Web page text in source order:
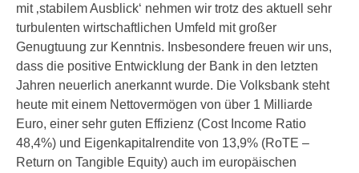
mit ‚stabilem Ausblick‘ nehmen wir trotz des aktuell sehr
turbulenten wirtschaftlichen Umfeld mit großer
Genugtuung zur Kenntnis. Insbesondere freuen wir uns,
dass die positive Entwicklung der Bank in den letzten
Jahren neuerlich anerkannt wurde. Die Volksbank steht
heute mit einem Nettovermögen von über 1 Milliarde
Euro, einer sehr guten Effizienz (Cost Income Ratio
48,4%) und Eigenkapitalrendite von 13,9% (RoTE –
Return on Tangible Equity) auch im europäischen